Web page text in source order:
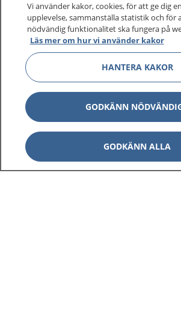
Vi använder kakor, cookies, för att ge dig
upplevelse, sammanställa statistik och för
nödvändig funktionalitet ska fungera på
Läs mer om hur vi använder kakor
HANTERA KAKOR
GODKÄNN
GODKÄNN ALLA